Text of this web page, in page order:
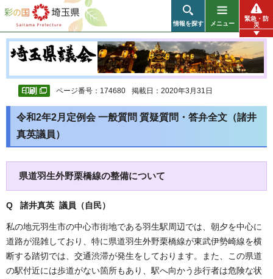
彩の国 埼玉県
情報を探す メニュー
緊急・防
災
ページ番号：174680 掲載日：2020年3月31日
令和2年2月定例会 一般質問 質疑質問・答弁全文（諸井
真英議員）
県道羽生外野栗橋線の整備について
Q 諸井真英 議員（自民）
私の地元羽生市の中心市街地である羽生駅周辺では、朝夕を中心に
道路が混雑しており、特に県道羽生外野栗橋線が東武伊勢崎線を横
断する踏切では、交通渋滞が発生をしております。また、この県道
の駅付近には歩道がない箇所もあり、駅へ向かう歩行者は危険な状